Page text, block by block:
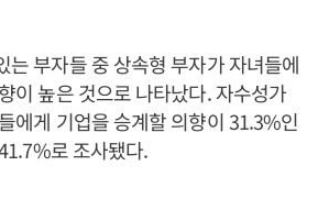
는 부자들 중 상속형 부자가 자녀들에
이 높은 것으로 나타났다. 자수성가
에게 기업을 승계할 의향이 31.3%인
로 조사됐다.